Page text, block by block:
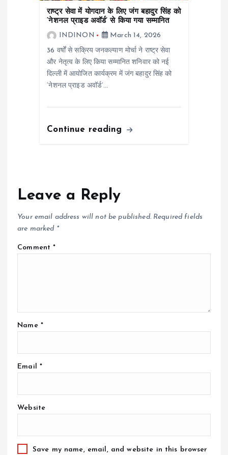
राष्ट्र सेवा में योगदान के लिए जंग बहादुर सिंह को
‘नेशनल प्राइड अवॉर्ड’ से किया गया सम्मानित
INDINON
March 14, 2026
36 वर्षों से सक्रिय जनकल्याण मोर्चा ने राष्ट्र सेवा
और नेतृत्व के लिए किया सम्मानित शनिवार को नई
दिल्ली में आयोजित कार्यक्रम में जंग बहादुर सिंह को
‘नेशनल प्राइड अवॉर्ड’…
Continue reading
Leave a Reply
Your email address will not be published. Required fields
are marked *
Comment*
Name *
Email *
Website
Save my name, email, and website in this browser